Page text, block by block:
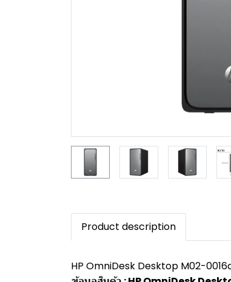
Product description
HP OmniDesk Desktop M02-